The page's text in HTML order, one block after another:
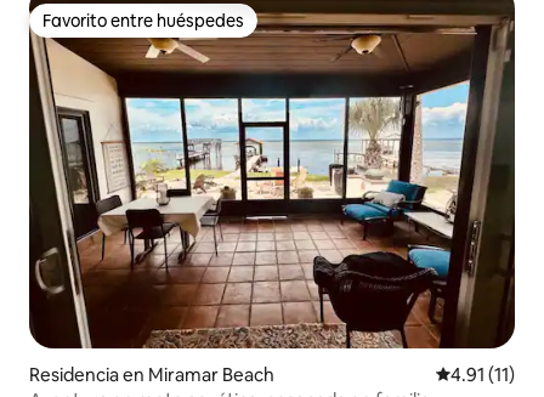
Favorito entre huéspedes
Favorito entre huéspedes
Residencia en Miramar Beach Calificación
4.91 (11)